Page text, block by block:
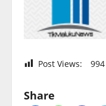
Post Views: 994
Share